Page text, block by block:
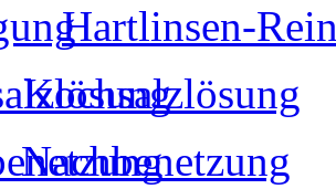
Hartlinsen-
Kochsalzlösung
Nachbenetzung